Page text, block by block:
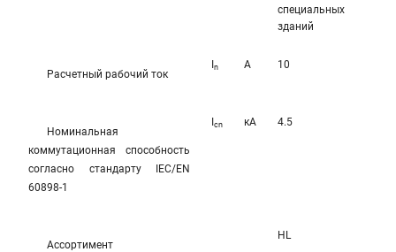
специальных
зданий
Расчетный рабочий ток
n A 10
Номинальная
коммутационная способность
согласно стандарту IEC/EN
60898-1
cn кА 4.5
Ассортимент
HL